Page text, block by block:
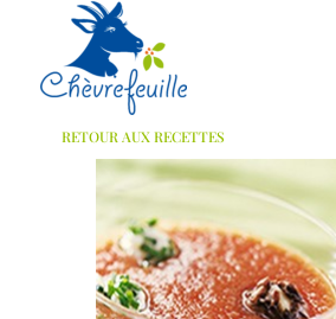
RETOUR AUX RECETTES